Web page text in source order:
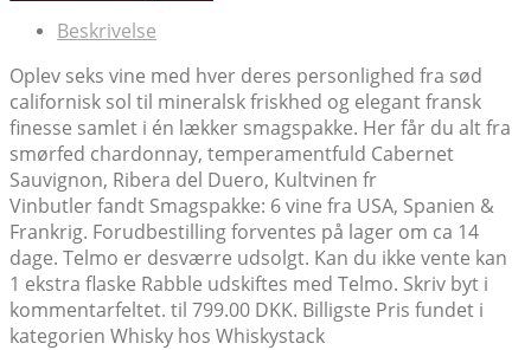
kr.1,194.00.
Beskrivelse
Oplev seks vine med hver deres personlighed fra sød
californisk sol til mineralsk friskhed og elegant fransk
finesse samlet i én lækker smagspakke. Her får du alt fra
smørfed chardonnay, temperamentfuld Cabernet
Sauvignon, Ribera del Duero, Kultvinen fr
Vinbutler fandt Smagspakke: 6 vine fra USA, Spanien &
Frankrig. Forudbestilling forventes på lager om ca 14
dage. Telmo er desværre udsolgt. Kan du ikke vente kan
1 ekstra flaske Rabble udskiftes med Telmo. Skriv byt i
kommentarfeltet. til 799.00 DKK. Billigste Pris fundet i
kategorien Whisky hos Whiskystack